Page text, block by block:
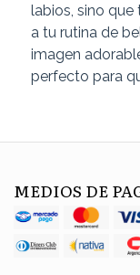
labios, sino
a tu rutina de
imagen
perfecto para
MEDIOS DE